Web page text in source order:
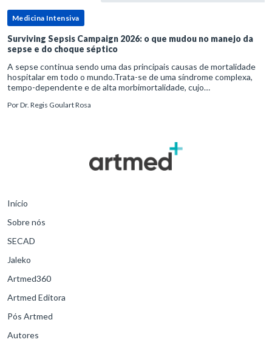
Medicina Intensiva
Surviving Sepsis Campaign 2026: o que mudou no manejo da
sepse e do choque séptico
A sepse continua sendo uma das principais causas de mortalidade
hospitalar em todo o mundo.Trata-se de uma síndrome complexa,
tempo-dependente e de alta morbimortalidade, cujo
para o desfe
PorDr. Regis Goulart Rosa
Início
Sobre nós
SECAD
Jaleko
Artmed360
Artmed Editora
Pós Artmed
Autores